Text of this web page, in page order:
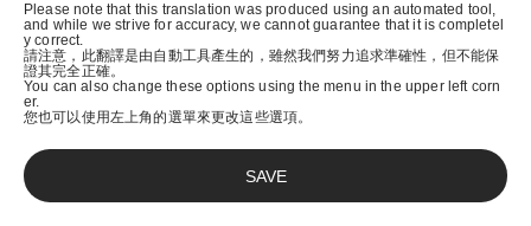
会社概要
© graniph inc.
Please note that this translation was produced using an automated tool,
and while we strive for accuracy, we cannot guarantee that it is completel
y correct.
請注意，此翻譯是由自動工具產生的，雖然我們努力追求準確性，但不能保
證其完全正確。
You can also change these options using the menu in the upper left corn
er.
您也可以使用左上角的選單來更改這些選項。
SAVE